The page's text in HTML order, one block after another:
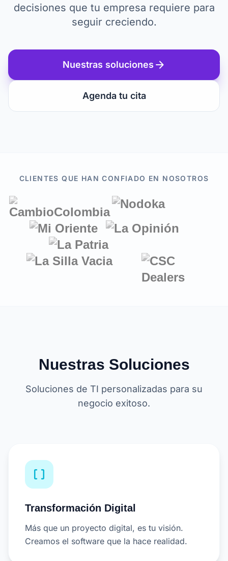
decisiones que tu empresa requiere para
seguir creciendo.
Nuestras soluciones arrow_forward
Agenda tu cita
CLIENTES QUE HAN CONFIADO EN NOSOTROS
Nuestras Soluciones
Soluciones de TI personalizadas para su
negocio exitoso.
data_array
Transformación Digital
Más que un proyecto digital, es tu visión.
Creamos el software que la hace realidad.